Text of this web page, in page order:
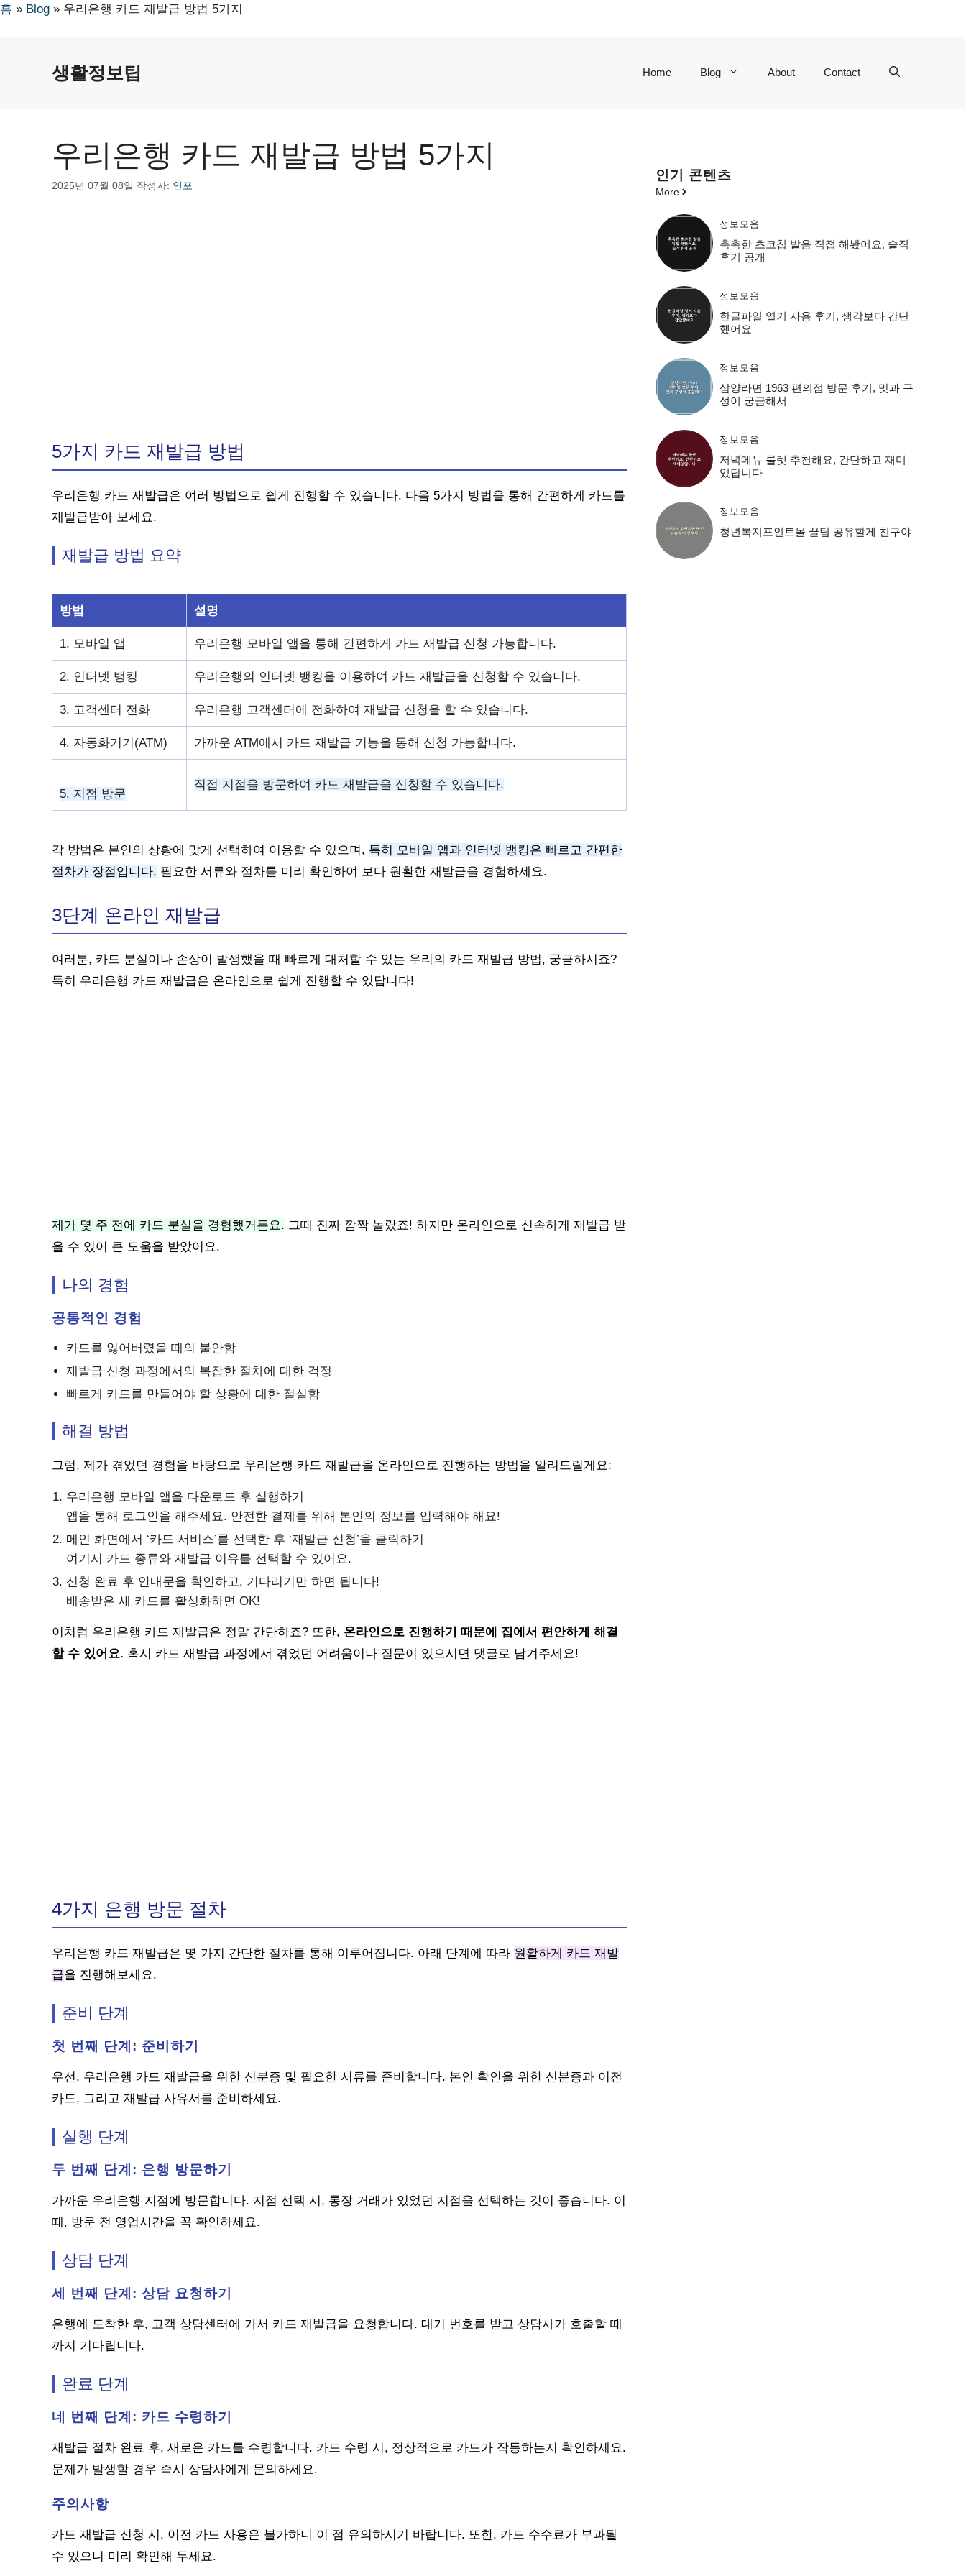
홈 » Blog » 우리은행 카드 재발급 방법 5가지
생활정보팁 Home Blog About Contact
우리은행 카드 재발급 방법 5가지
2025년 07월 08일 작성자: 인포
5가지 카드 재발급 방법
우리은행 카드 재발급은 여러 방법으로 쉽게 진행할 수 있습니다. 다음 5가지 방법을 통해 간편하게 카드를
재발급받아 보세요.
재발급 방법 요약
방법 설명
1. 모바일 앱 우리은행 모바일 앱을 통해 간편하게 카드 재발급 신청 가능합니다.
2. 인터넷 뱅킹 우리은행의 인터넷 뱅킹을 이용하여 카드 재발급을 신청할 수 있습니다.
3. 고객센터 전화 우리은행 고객센터에 전화하여 재발급 신청을 할 수 있습니다.
4. 자동화기기(ATM) 가까운 ATM에서 카드 재발급 기능을 통해 신청 가능합니다.
5. 지점 방문
직접 지점을 방문하여 카드 재발급을 신청할 수 있습니다.
각 방법은 본인의 상황에 맞게 선택하여 이용할 수 있으며, 특히 모바일 앱과 인터넷 뱅킹은 빠르고 간편한
절차가 장점입니다. 필요한 서류와 절차를 미리 확인하여 보다 원활한 재발급을 경험하세요.
3단계 온라인 재발급
여러분, 카드 분실이나 손상이 발생했을 때 빠르게 대처할 수 있는 우리의 카드 재발급 방법, 궁금하시죠?
특히 우리은행 카드 재발급은 온라인으로 쉽게 진행할 수 있답니다!
제가 몇 주 전에 카드 분실을 경험했거든요. 그때 진짜 깜짝 놀랐죠! 하지만 온라인으로 신속하게 재발급 받
을 수 있어 큰 도움을 받았어요.
나의 경험
공통적인 경험
카드를 잃어버렸을 때의 불안함
재발급 신청 과정에서의 복잡한 절차에 대한 걱정
빠르게 카드를 만들어야 할 상황에 대한 절실함
해결 방법
그럼, 제가 겪었던 경험을 바탕으로 우리은행 카드 재발급을 온라인으로 진행하는 방법을 알려드릴게요:
우리은행 모바일 앱을 다운로드 후 실행하기
앱을 통해 로그인을 해주세요. 안전한 결제를 위해 본인의 정보를 입력해야 해요!
메인 화면에서 ‘카드 서비스’를 선택한 후 ‘재발급 신청’을 클릭하기
여기서 카드 종류와 재발급 이유를 선택할 수 있어요.
신청 완료 후 안내문을 확인하고, 기다리기만 하면 됩니다!
배송받은 새 카드를 활성화하면 OK!
이처럼 우리은행 카드 재발급은 정말 간단하죠? 또한, 온라인으로 진행하기 때문에 집에서 편안하게 해결
할 수 있어요. 혹시 카드 재발급 과정에서 겪었던 어려움이나 질문이 있으시면 댓글로 남겨주세요!
4가지 은행 방문 절차
우리은행 카드 재발급은 몇 가지 간단한 절차를 통해 이루어집니다. 아래 단계에 따라 원활하게 카드 재발
급을 진행해보세요.
준비 단계
첫 번째 단계: 준비하기
우선, 우리은행 카드 재발급을 위한 신분증 및 필요한 서류를 준비합니다. 본인 확인을 위한 신분증과 이전
카드, 그리고 재발급 사유서를 준비하세요.
실행 단계
두 번째 단계: 은행 방문하기
가까운 우리은행 지점에 방문합니다. 지점 선택 시, 통장 거래가 있었던 지점을 선택하는 것이 좋습니다. 이
때, 방문 전 영업시간을 꼭 확인하세요.
상담 단계
세 번째 단계: 상담 요청하기
은행에 도착한 후, 고객 상담센터에 가서 카드 재발급을 요청합니다. 대기 번호를 받고 상담사가 호출할 때
까지 기다립니다.
완료 단계
네 번째 단계: 카드 수령하기
재발급 절차 완료 후, 새로운 카드를 수령합니다. 카드 수령 시, 정상적으로 카드가 작동하는지 확인하세요.
문제가 발생할 경우 즉시 상담사에게 문의하세요.
주의사항
카드 재발급 신청 시, 이전 카드 사용은 불가하니 이 점 유의하시기 바랍니다. 또한, 카드 수수료가 부과될
수 있으니 미리 확인해 두세요.
인기 콘텐츠
More
정보모음
촉촉한 초코칩 발음 직접 해봤어요, 솔직
후기 공개
정보모음
한글파일 열기 사용 후기, 생각보다 간단
했어요
정보모음
삼양라면 1963 편의점 방문 후기, 맛과 구
성이 궁금해서
정보모음
저녁메뉴 룰렛 추천해요, 간단하고 재미
있답니다
정보모음
청년복지포인트몰 꿀팁 공유할게 친구야